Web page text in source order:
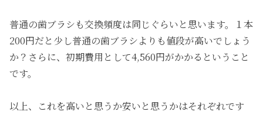
普通の歯ブラシも交換頻度は同じぐらいと思います。１本
200円だと少し普通の歯ブラシよりも値段が高いでしょう
か？さらに、初期費用として4,560円がかかるということ
です。
以上、これを高いと思うか安いと思うかはそれぞれです